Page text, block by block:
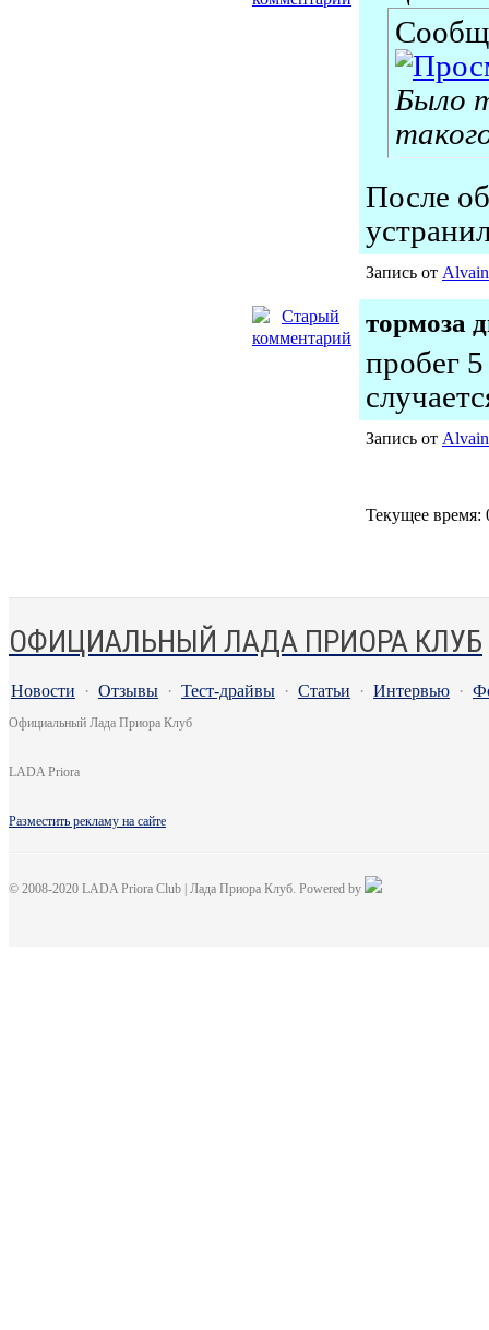
Было
После
Запись от Alvain
тормоза
пробег
Запись от Alvain
Текущее время:
ОФИЦИАЛЬНЫЙ ЛАДА ПРИОРА КЛУБ
Новости · Отзывы · Тест-драйвы · Статьи · Интервью ·
Официальный Лада Приора Клуб
LADA Priora
Разместить рекламу на сайте
© 2008-2020 LADA Priora Club | Лада Приора Клуб. Powered by